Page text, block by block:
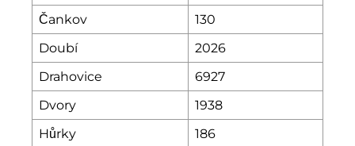
Čankov
130
Doubí
2026
Drahovice
6927
Dvory
1938
Hůrky
186